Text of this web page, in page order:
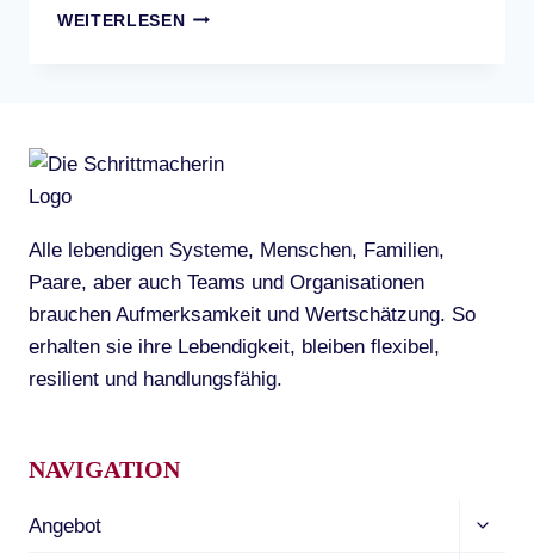
WEITERLESENWEIBERKRAM
WEIBLICHKEIT
Alle lebendigen Systeme, Menschen, Familien,
Paare, aber auch Teams und Organisationen
brauchen Aufmerksamkeit und Wertschätzung. So
erhalten sie ihre Lebendigkeit, bleiben flexibel,
resilient und handlungsfähig.
NAVIGATION
Angebot